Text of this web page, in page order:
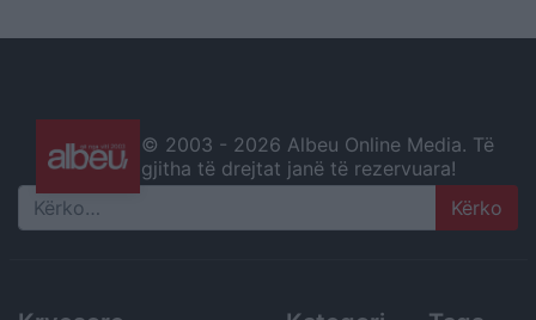
© 2003 - 2026 Albeu Online Media. Të
gjitha të drejtat janë të rezervuara!
Search